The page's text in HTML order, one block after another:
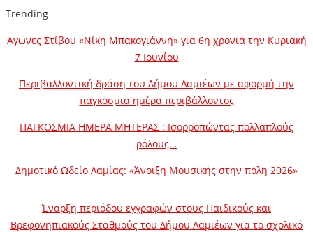
Trending
Αγώνες Στίβου «Νίκη Μπακογιάννη» για 6η χρονιά την Κυριακή
7 Ιουνίου
Περιβαλλοντική δράση του Δήμου Λαμιέων με αφορμή την
παγκόσμια ημέρα περιβάλλοντος
ΠΑΓΚΟΣΜΙΑ ΗΜΕΡΑ ΜΗΤΕΡΑΣ : Ισορροπώντας πολλαπλούς
ρόλους…
Δημοτικό Ωδείο Λαμίας: «Άνοιξη Μουσικής στην πόλη 2026»
Έναρξη περιόδου εγγραφών στους Παιδικούς και
Βρεφονηπιακούς Σταθμούς του Δήμου Λαμιέων για το σχολικό